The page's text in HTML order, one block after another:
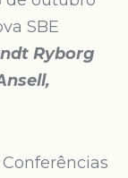
SBE
Ryborg
Conferências